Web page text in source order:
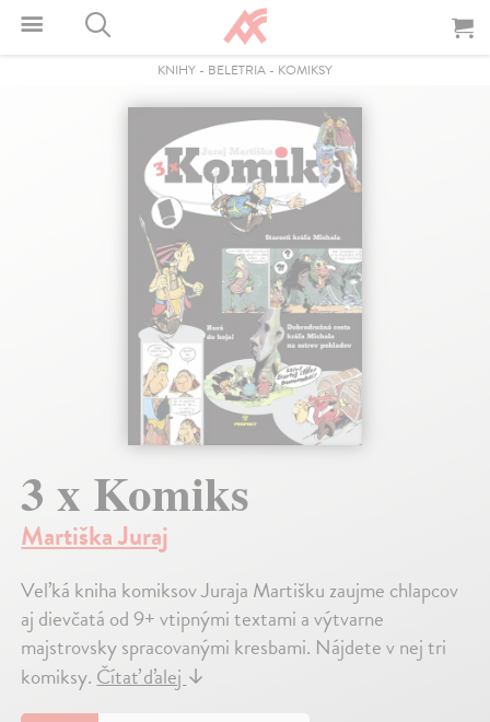
KNIHY - BELETRIA - KOMIKSY
3 x Komiks
Martiška Juraj
Veľká kniha komiksov Juraja Martišku zaujme chlapcov
aj dievčatá od 9+ vtipnými textami a výtvarne
majstrovsky spracovanými kresbami. Nájdete v nej tri
komiksy.Čítať ďalej↓